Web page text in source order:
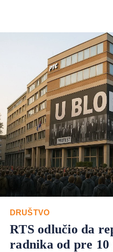
DRUŠTVO
RTS odlučio da
radnika od pre 10